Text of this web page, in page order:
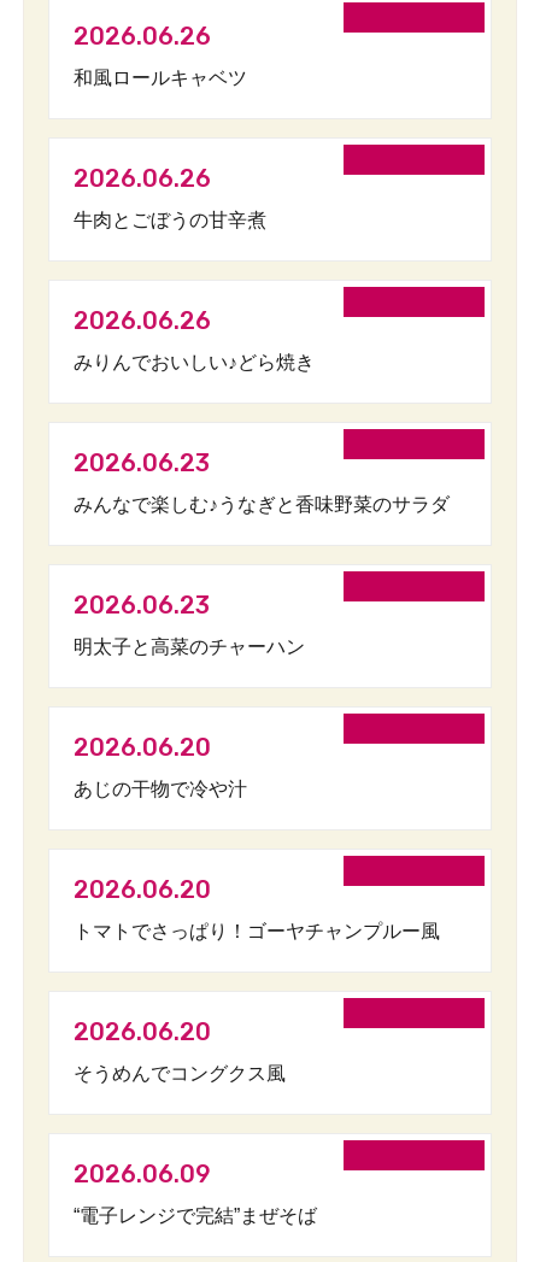
2026.06.26
和風ロールキャベツ
2026.06.26
牛肉とごぼうの甘辛煮
2026.06.26
みりんでおいしい♪どら焼き
2026.06.23
みんなで楽しむ♪うなぎと香味野菜のサラダ
2026.06.23
明太子と高菜のチャーハン
2026.06.20
あじの干物で冷や汁
2026.06.20
トマトでさっぱり！ゴーヤチャンプルー風
2026.06.20
そうめんでコングクス風
2026.06.09
“電子レンジで完結”まぜそば